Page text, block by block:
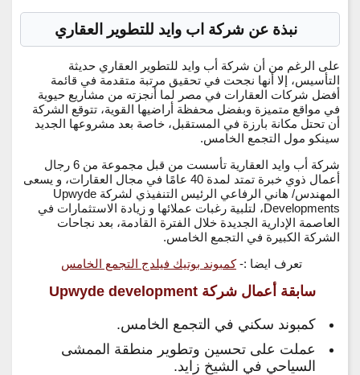
نبذة عن شركة اب وايد للتطوير العقاري
على الرغم من أن شركة أب وايد للتطوير العقاري حديثة
التأسيس، إلا أنها نجحت في تحقيق مرتبة متقدمة في قائمة
أفضل شركات العقارات في مصر لما أنجزته من مشاريع حيوية
في مواقع متميزة وبفضل محفظة أراضيها القوية، تتوقع الشركة
أن تحتل مكانة بارزة في المستقبل، خاصة بعد مشروعها الجديد
سينكو مول التجمع الخامس.
شركة أب وايد العقارية تأسست من قبل مجموعة من 6 رجال
أعمال ذوي خبرة تمتد لمدة 40 عامًا في مجال العقارات، و يسعى
المهندس/ هاني الرفاعي الرئيس التنفيذي لشركة Upwyde
Developments، لتلبية رغبات عملائها و زيادة الاستثمارات في
العاصمة الإدارية الجديدة خلال الفترة القادمة، بعد نجاحات
الشركة الكبيرة في التجمع الخامس.
تعرف ايضا :-كمبوند بوتيك فيلدج التجمع الخامس
سابقة أعمال شركة Upwyde development
كمبوند سكني في التجمع الخامس.
عملت على تحسين وتطوير منطقة الممشى
السياحي في الشيخ زايد.